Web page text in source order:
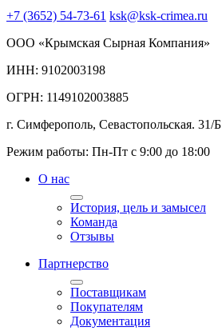
+7 (3652) 54-73-61 ksk@ksk-crimea.ru
ООО «Крымская Сырная Компания»
ИНН: 9102003198
ОГРН: 1149102003885
г. Симферополь, Севастопольская. 31/Б
Режим работы: Пн-Пт с 9:00 до 18:00
О нас
История, цель и замысел
Команда
Отзывы
Партнерство
Поставщикам
Покупателям
Документация